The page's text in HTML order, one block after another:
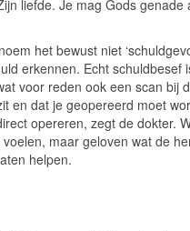
liefde. Je mag Gods genade
het bewust niet
erkennen. Echt schuldbesef
voor reden ook een scan bij
en dat je geopereerd moet
opereren, zegt de dokter.
maar geloven wat de
helpen.